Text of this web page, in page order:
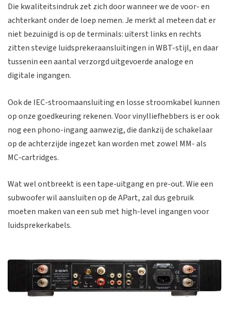
Die kwaliteitsindruk zet zich door wanneer we de voor- en
achterkant onder de loep nemen. Je merkt al meteen dat er
niet bezuinigd is op de terminals: uiterst links en rechts
zitten stevige luidsprekeraansluitingen in WBT-stijl, en daar
tussenin een aantal verzorgd uitgevoerde analoge en
digitale ingangen.
Ook de IEC-stroomaansluiting en losse stroomkabel kunnen
op onze goedkeuring rekenen. Voor vinylliefhebbers is er ook
nog een phono-ingang aanwezig, die dankzij de schakelaar
op de achterzijde ingezet kan worden met zowel MM- als
MC-cartridges.
Wat wel ontbreekt is een tape-uitgang en pre-out. Wie een
subwoofer wil aansluiten op de APart, zal dus gebruik
moeten maken van een sub met high-level ingangen voor
luidsprekerkabels.